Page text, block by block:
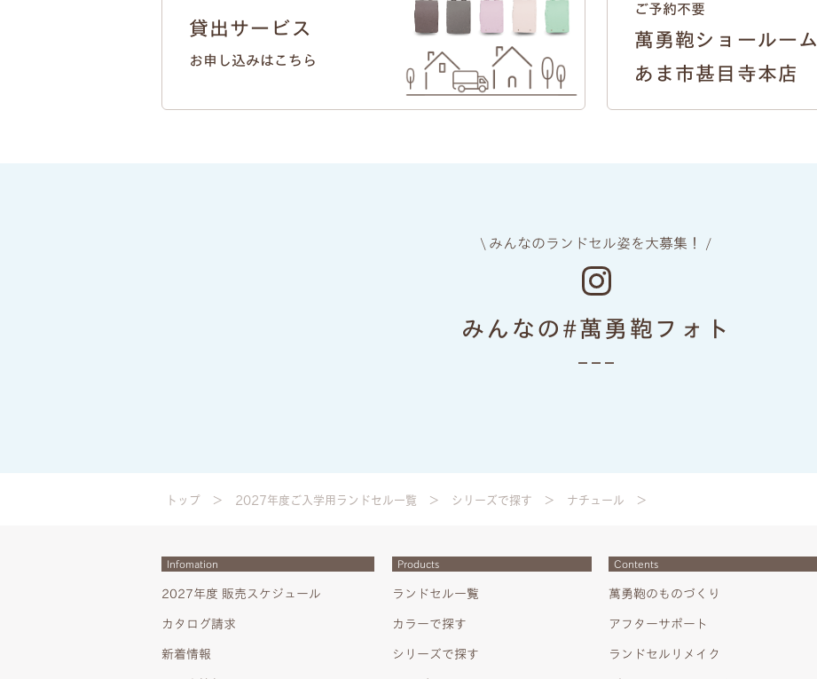
貸出サービス
お申し込みはこちら
ご予約不要
萬勇鞄ショールーム
あま市甚目寺本店
\ みんなのランドセル姿を大募集！ /
みんなの#萬勇鞄フォト
トップ 2027年度ご入学用ランドセル一覧 シリーズで探す ナチュール
Infomation
2027年度 販売スケジュール
カタログ請求
新着情報
Products
ランドセル一覧
カラーで探す
シリーズで探す
Contents
萬勇鞄のものづくり
アフターサポート
ランドセルリメイク